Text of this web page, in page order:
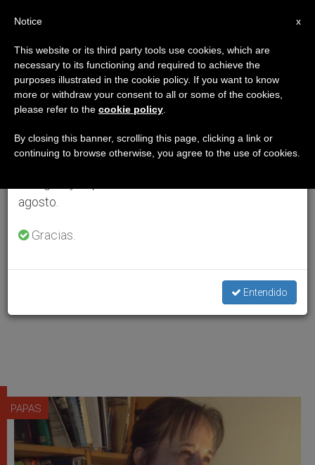
PAPAS
×
Aviso importante
Del 27 de julio al 7 de agosto haremos la pausa
anual, aprovechando que en el periodo de verano
se generan menos informaciones y también el
agosto.
Gracias.
Entendido
x
Notice
This website or its third party tools use cookies, which are
necessary to its functioning and required to achieve the
purposes illustrated in the cookie policy. If you want to know
more or withdraw your consent to all or some of the cookies,
please refer to the cookie policy
By closing this banner, scrolling this page, clicking a link or
continuing to browse otherwise, you agree to the use of cookies.